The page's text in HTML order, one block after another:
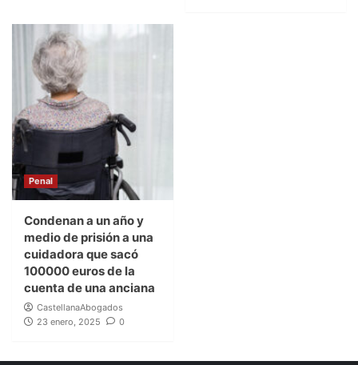
Penal
Condenan a un año y
medio de prisión a una
cuidadora que sacó
100000 euros de la
cuenta de una anciana
CastellanaAbogados
23 enero, 2025
0